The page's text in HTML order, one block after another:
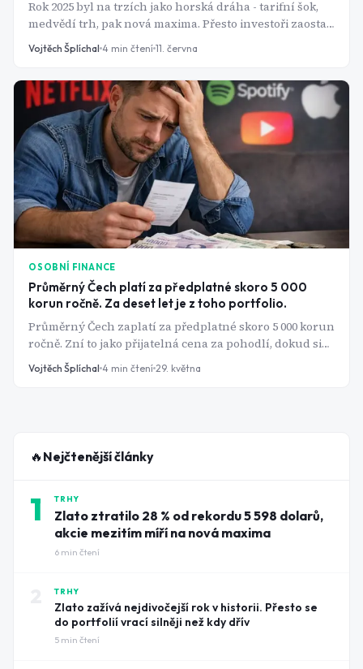
Rok 2025 byl na trzích jako horská dráha - tarifní šok,
medvědí trh, pak nová maxima. Přesto investoři zaostali
za indexem nejméně od roku 2012. Jak je to možné?
Vojtěch Šplíchal 4 min čtení 11. června
OSOBNÍ FINANCE
Průměrný Čech platí za předplatné skoro 5 000
korun ročně. Za deset let je z toho portfolio.
Průměrný Čech zaplatí za předplatné skoro 5 000 korun
ročně. Zní to jako přijatelná cena za pohodlí, dokud si
nespočítáš, co by ti stejná suma za dvacet let vydělala
na akciovém trhu. Přitom až 4 z 10 lidí platí pravidelně
Vojtěch Šplíchal 4 min čtení 29. května
🔥 Nejčtenější články
1 TRHY
Zlato ztratilo 28 % od rekordu 5 598 dolarů,
akcie mezitím míří na nová maxima
6 min čtení
TRHY
Zlato zažívá nejdivočejší rok v historii. Přesto se
do portfolií vrací silněji než kdy dřív
5 min čtení